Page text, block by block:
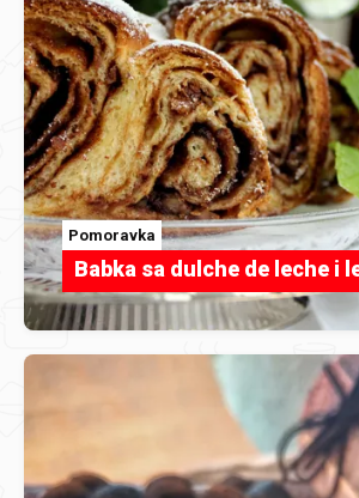
Pomoravka
Babka sa dulche de leche i